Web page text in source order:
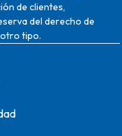
de clientes,
del derecho de
tipo.